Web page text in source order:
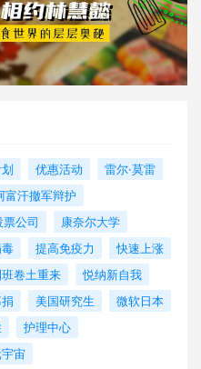
优惠活动
雷尔·莫雷
富汗撤军辩护
公司
康奈尔大学
提高免疫力
快速上涨
卷土重来
悦纳新自我
美国研究生
微软日本
护理中心
宇宙